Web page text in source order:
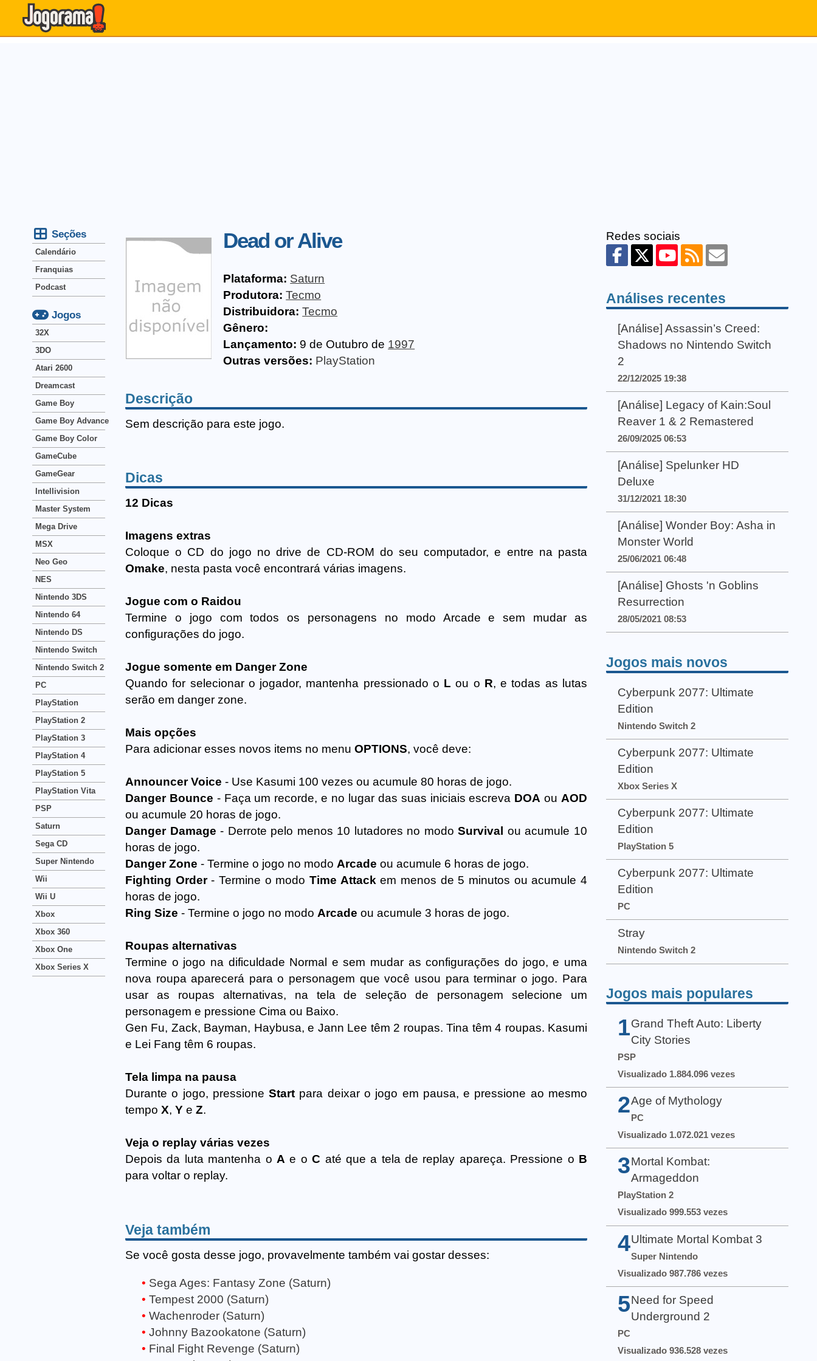
Dead or Alive
Plataforma: Saturn
Produtora: Tecmo
Distribuidora: Tecmo
Gênero:
Lançamento: 9 de Outubro de 1997
Outras versões: PlayStation
Descrição
Sem descrição para este jogo.
Dicas
12 Dicas
Imagens extras
Coloque o CD do jogo no drive de CD-ROM do seu computador, e entre na pasta
Omake, nesta pasta você encontrará várias imagens.
Jogue com o Raidou
Termine o jogo com todos os personagens no modo Arcade e sem mudar as
configurações do jogo.
Jogue somente em Danger Zone
Quando for selecionar o jogador, mantenha pressionado o L ou o R, e todas as lutas
serão em danger zone.
Mais opções
Para adicionar esses novos items no menu OPTIONS, você deve:
Announcer Voice - Use Kasumi 100 vezes ou acumule 80 horas de jogo.
Danger Bounce - Faça um recorde, e no lugar das suas iniciais escreva DOA ouAOD
ou acumule 20 horas de jogo.
Danger Damage - Derrote pelo menos 10 lutadores no modoSurvival ou acumule 10
horas de jogo.
Danger Zone - Termine o jogo no modo Arcade ou acumule 6 horas de jogo.
Fighting Order- Termine o modoTime Attackem menos de 5 minutos ou acumule 4
horas de jogo.
Ring Size - Termine o jogo no modo Arcade ou acumule 3 horas de jogo.
Roupas alternativas
Termine o jogo na dificuldade Normal e sem mudar as configurações do jogo, e uma
nova roupa aparecerá para o personagem que você usou para terminar o jogo. Para
usar as roupas alternativas, na tela de seleção de personagem selecione um
personagem e pressione Cima ou Baixo.
Gen Fu, Zack, Bayman, Haybusa, e Jann Lee têm 2 roupas. Tina têm 4 roupas. Kasumi
e Lei Fang têm 6 roupas.
Tela limpa na pausa
Durante o jogo, pressioneStart para deixar o jogo em pausa, e pressione ao mesmo
tempo X, Y e Z.
Veja o replay várias vezes
Depois da luta mantenha o A e oC até que a tela de replay apareça. Pressione o B
para voltar o replay.
Veja também
Se você gosta desse jogo, provavelmente também vai gostar desses:
Sega Ages: Fantasy Zone (Saturn)
Tempest 2000 (Saturn)
Wachenroder (Saturn)
Johnny Bazookatone (Saturn)
Final Fight Revenge (Saturn)
Seções
Calendário
Franquias
Podcast
Jogos
32X
3DO
Atari 2600
Dreamcast
Game Boy
Game Boy Advance
Game Boy Color
GameCube
GameGear
Intellivision
Master System
Mega Drive
MSX
Neo Geo
NES
Nintendo 3DS
Nintendo 64
Nintendo DS
Nintendo Switch
Nintendo Switch 2
PC
PlayStation
PlayStation 2
PlayStation 3
PlayStation 4
PlayStation 5
PlayStation Vita
PSP
Saturn
Sega CD
Super Nintendo
Wii
Wii U
Xbox
Xbox 360
Xbox One
Xbox Series X
Redes sociais
Análises recentes
[Análise] Assassin’s Creed:
Shadows no Nintendo Switch
2
22/12/2025 19:38
[Análise] Legacy of Kain:Soul
Reaver 1 & 2 Remastered
26/09/2025 06:53
[Análise] Spelunker HD
Deluxe
31/12/2021 18:30
[Análise] Wonder Boy: Asha in
Monster World
25/06/2021 06:48
[Análise] Ghosts 'n Goblins
Resurrection
28/05/2021 08:53
Jogos mais novos
Cyberpunk 2077: Ultimate
Edition
Nintendo Switch 2
Cyberpunk 2077: Ultimate
Edition
Xbox Series X
Cyberpunk 2077: Ultimate
Edition
PlayStation 5
Cyberpunk 2077: Ultimate
Edition
PC
Stray
Nintendo Switch 2
Jogos mais populares
1 Grand Theft Auto: Liberty
City Stories
PSP
Visualizado 1.884.096 vezes
2Age of Mythology
PC
Visualizado 1.072.021 vezes
3 Mortal Kombat:
Armageddon
PlayStation 2
Visualizado 999.553 vezes
4 Ultimate Mortal Kombat 3
Super Nintendo
Visualizado 987.786 vezes
5 Need for Speed
Underground 2
PC
Visualizado 936.528 vezes